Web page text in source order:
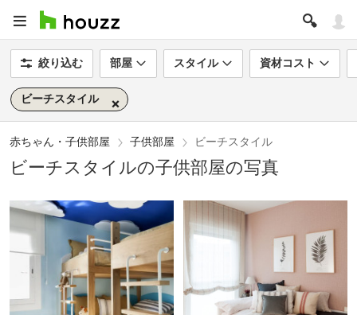
絞り込む 部屋 スタイル 資材コスト
ビーチスタイル
赤ちゃん・子供部屋 子供部屋 ビーチスタイル
ビーチスタイルの子供部屋の写真